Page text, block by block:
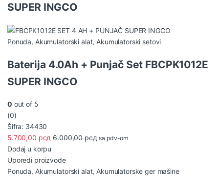
SUPER INGCO
Ponuda, Akumulatorski alat, Akumulatorski setovi
Baterija 4.0Ah + Punjač Set FBCPK1012E
SUPER INGCO
0 out of 5
(0)
Šifra: 34430
5.700,00 рсд 6.000,00рсд sa pdv-om
Dodaj u korpu
Uporedi proizvode
Ponuda, Akumulatorski alat, Akumulatorske ger mašine